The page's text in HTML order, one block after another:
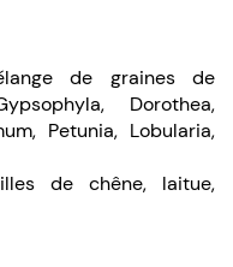
de graines de
Dorothea,
Petunia, Lobularia,
de chêne, laitue,